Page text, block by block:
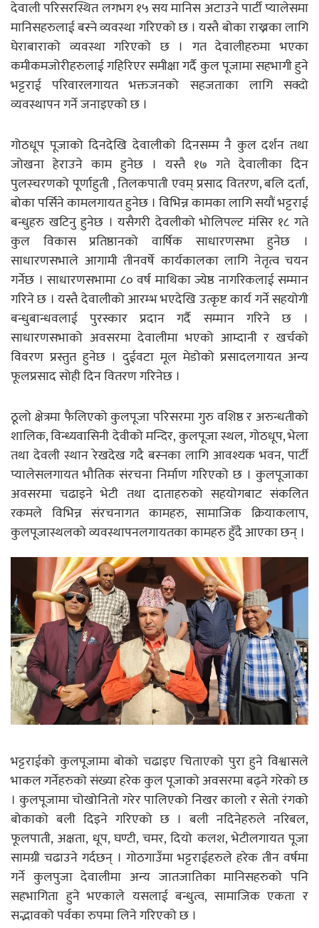
देवाली परिसरस्थित लगभग १५ सय मानिस अटाउने पार्टी प्यालेसमा
मानिसहरुलाई बस्ने व्यवस्था गरिएको छ । यस्तै बोका राख्नका लागि
घेराबाराको व्यवस्था गरिएको छ । गत देवालीहरुमा भएका
कमीकमजोरीहरुलाई गहिरिएर समीक्षा गर्दै कुल पूजामा सहभागी हुने
भट्टराई परिवारलगायत भक्तजनको सहजताका लागि सक्दो
व्यवस्थापन गर्ने जनाइएकाे छ ।
गोठधूप पूजाको दिनदेखि देवालीको दिनसम्म नै कुल दर्शन तथा
जोखना हेराउने काम हुनेछ । यस्तै १७ गते देवालीका दिन
पुलस्चरणको पूर्णाहुती , तिलकपाती एवम् प्रसाद वितरण, बलि दर्ता,
बोका पर्सिने कामलगायत हुनेछ । विभिन्न कामका लागि सयौं भट्टराई
बन्धुहरु खटिनु हुनेछ । यसैगरी देवलीको भोलिपल्ट मंसिर १८ गते
कुल विकास प्रतिष्ठानको वार्षिक साधारणसभा हुनेछ ।
साधारणसभाले आगामी तीनवर्षे कार्यकालका लागि नेतृत्व चयन
गर्नेछ । साधारणसभामा ८० वर्ष माथिका ज्येष्ठ नागरिकलाई सम्मान
गरिने छ । यस्तै देवालीको आरम्भ भएदेखि उत्कृष्ट कार्य गर्ने सहयोगी
बन्धुबान्धवलाई पुरस्कार प्रदान गर्दै सम्मान गरिने छ ।
साधारणसभाको अवसरमा देवालीमा भएको आम्दानी र खर्चको
विवरण प्रस्तुत हुनेछ । दुईवटा मूल मेडोको प्रसादलगायत अन्य
फूलप्रसाद सोही दिन वितरण गरिनेछ ।
ठूलो क्षेत्रमा फैलिएको कुलपूजा परिसरमा गुरु वशिष्ठ र अरुन्धतीको
शालिक, विन्ध्यवासिनी देवीको मन्दिर, कुलपूजा स्थल, गोठधूप, भेला
तथा देवली स्थान रेखदेख गदै बस्नका लागि आवश्यक भवन, पार्टी
प्यालेसलगायत भौतिक संरचना निर्माण गरिएको छ । कुलपूजाका
अवसरमा चढाइने भेटी तथा दाताहरुको सहयोगबाट संकलित
रकमले विभिन्न संरचनागत कामहरु, सामाजिक क्रियाकलाप,
कुलपूजास्थलको व्यवस्थापनलगायतका कामहरु हुँदै आएका छन् ।
भट्टराईको कुलपूजामा बोको चढाइए चिताएको पुरा हुने विश्वासले
भाकल गर्नेहरुको संख्या हरेक कुल पूजाको अवसरमा बढ्ने गरेको छ
। कुलपूजामा चोखोनितो गरेर पालिएको निखर कालो र सेतो रंगको
बोकाको बली दिइने गरिएको छ । बली नदिनेहरुले नरिबल,
फूलपाती, अक्षता, धूप, घण्टी, चमर, दियो कलश, भेटीलगायत पूजा
सामग्री चढाउने गर्दछन् । गाेठगाउँमा भट्टराईहरुले हरेक तीन वर्षमा
गर्ने कुलपुजा देवालीमा अन्य जातजातिका मानिसहरुको पनि
सहभागिता हुने भएकाले यसलाई बन्धुत्व, सामाजिक एकता र
सद्भावको पर्वका रुपमा लिने गरिएको छ ।